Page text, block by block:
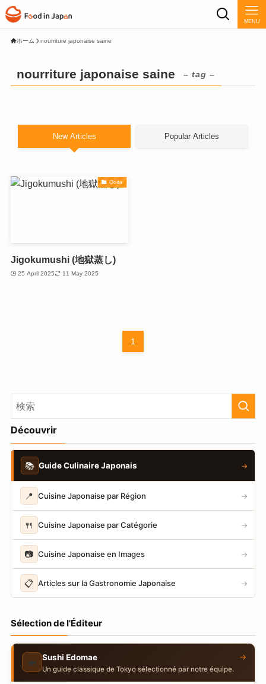
MENU
ホーム nourriture japonaise saine
nourriture japonaise saine – tag –
New Articles Popular Articles
Ooita
Jigokumushi (地獄蒸し)
25 April 2025 11 May 2025
1
Découvrir
📚 Guide Culinaire Japonais →
📍 Cuisine Japonaise par Région →
🍴 Cuisine Japonaise par Catégorie →
📷 Cuisine Japonaise en Images →
📋 Articles sur la Gastronomie Japonaise →
Sélection de l'Éditeur
🍣 Sushi Edomae
Un guide classique de Tokyo sélectionné par notre équipe.
→